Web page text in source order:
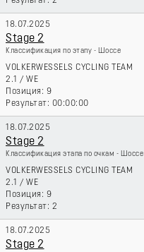
18.07.2025
Stage 2
Классификация по этапу - Шоссе
VOLKERWESSELS CYCLING TEAM
2.1 / WE
9
00:00:00
18.07.2025
Stage 2
Классификация этапа по очкам - Шоссе
VOLKERWESSELS CYCLING TEAM
2.1 / WE
9
2
18.07.2025
Stage 2